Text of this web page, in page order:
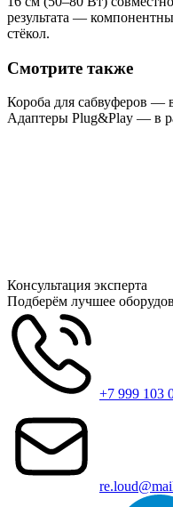
результата —
стёкол.
Смотрите также
Короба для сабвуферов —
Адаптеры Plug&Play — в
Консультация эксперта
Подберём лучшее
+7 999 103